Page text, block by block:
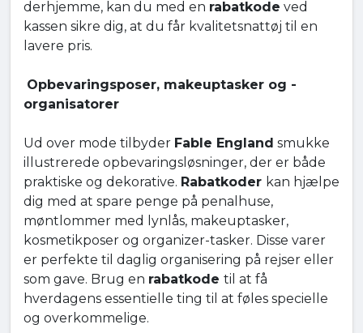
derhjemme, kan du med en rabatkode ved
kassen sikre dig, at du får kvalitetsnattøj til en
lavere pris.
Opbevaringsposer, makeuptasker og -
organisatorer
Ud over mode tilbyder Fable England smukke
illustrerede opbevaringsløsninger, der er både
praktiske og dekorative. Rabatkoder kan hjælpe
dig med at spare penge på penalhuse,
møntlommer med lynlås, makeuptasker,
kosmetikposer og organizer-tasker. Disse varer
er perfekte til daglig organisering på rejser eller
som gave. Brug en rabatkode til at få
hverdagens essentielle ting til at føles specielle
og overkommelige.